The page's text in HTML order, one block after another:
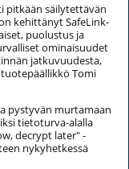
pitkään säilytettävän
kehittänyt SafeLink-
puolustus ja
ominaisuudet
jatkuvuudesta,
Tomi
pystyvän murtamaan
tietoturva-alalla
decrypt later" -
nykyhetkessä